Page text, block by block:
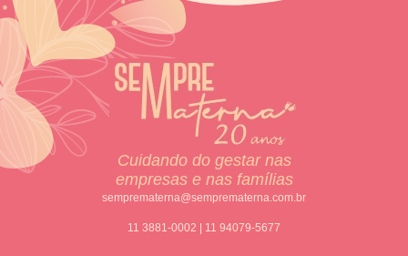
Cuidando do gestar nas
empresas e nas famílias
semprematerna@semprematerna.com.br
11 3881-0002 | 11 94079-5677